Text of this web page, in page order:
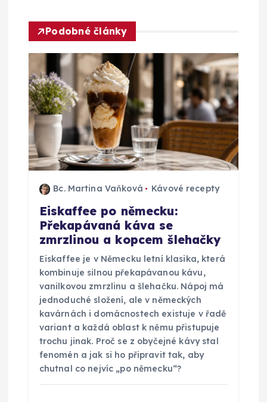
a
c
e
p
r
o
Podobné články
Bc. Martina Vaňková Kávové recepty
Eiskaffee po německu:
Překapávaná káva se
zmrzlinou a kopcem šlehačky
Eiskaffee je v Německu letní klasika, která
kombinuje silnou překapávanou kávu,
vanilkovou zmrzlinu a šlehačku. Nápoj má
jednoduché složení, ale v německých
kavárnách i domácnostech existuje v řadě
variant a každá oblast k němu přistupuje
trochu jinak. Proč se z obyčejné kávy stal
fenomén a jak si ho připravit tak, aby
chutnal co nejvíc „po německu“?